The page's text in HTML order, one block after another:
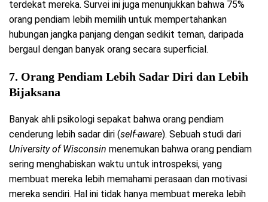
terdekat mereka. Survei ini juga menunjukkan bahwa 75%
orang pendiam lebih memilih untuk mempertahankan
hubungan jangka panjang dengan sedikit teman, daripada
bergaul dengan banyak orang secara superficial.
7. Orang Pendiam Lebih Sadar Diri dan Lebih
Bijaksana
Banyak ahli psikologi sepakat bahwa orang pendiam
cenderung lebih sadar diri (self-aware). Sebuah studi dari
University of Wisconsin menemukan bahwa orang pendiam
sering menghabiskan waktu untuk introspeksi, yang
membuat mereka lebih memahami perasaan dan motivasi
mereka sendiri. Hal ini tidak hanya membuat mereka lebih